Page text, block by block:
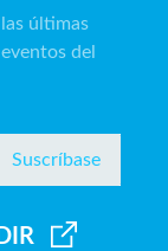
últimas
del
Suscríbase